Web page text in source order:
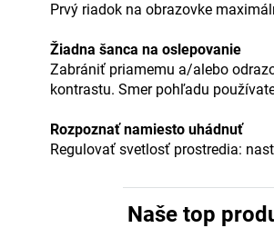
Prvý riadok na obrazovke
Žiadna šanca na oslepovanie
Zabrániť priamemu a/alebo
kontrastu. Smer pohľadu
Rozpoznať namiesto uhádnuť
Regulovať svetlosť prostredia:
Naše top